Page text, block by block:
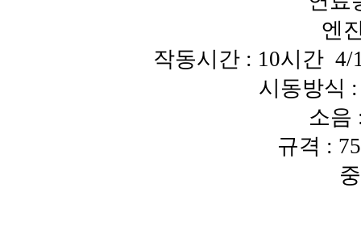
엔
작동시간 : 10시간 4/
시동방식
소음
규격 :